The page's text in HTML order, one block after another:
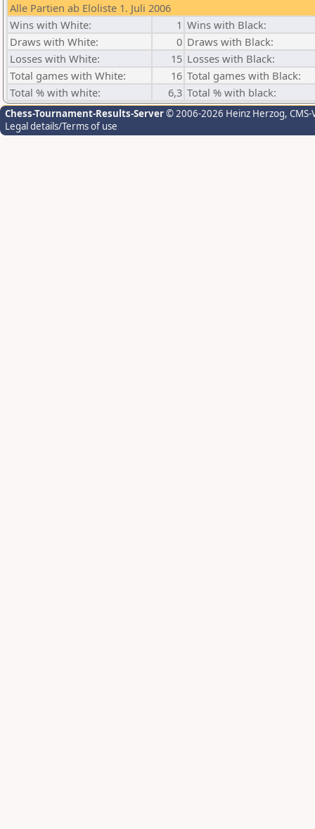
Alle Partien ab Eloliste 1. Juli 2006
Wins with White:
1 Wins with Black:
Draws with White:
0 Draws with Black:
Losses with White:
15 Losses with Black:
Total games with White:
16 Total games with Black:
Total % with white:
6,3 Total % with black:
Chess-Tournament-Results-Server© 2006-2026 Heinz Herzog,
Legal details/Terms of use